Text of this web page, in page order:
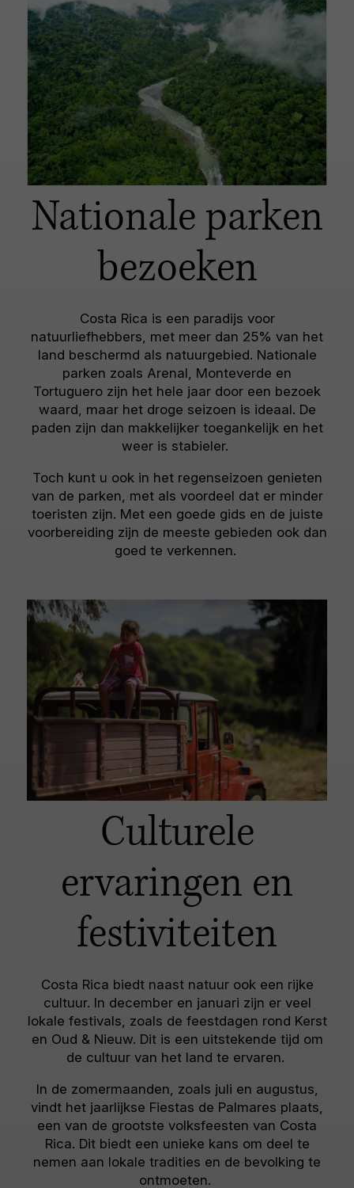
Nationale parken
bezoeken
Costa Rica is een paradijs voor
natuurliefhebbers, met meer dan 25% van het
land beschermd als natuurgebied. Nationale
parken zoals Arenal, Monteverde en
Tortuguero zijn het hele jaar door een bezoek
waard, maar het droge seizoen is ideaal. De
paden zijn dan makkelijker toegankelijk en het
weer is stabieler.
Toch kunt u ook in het regenseizoen genieten
van de parken, met als voordeel dat er minder
toeristen zijn. Met een goede gids en de juiste
voorbereiding zijn de meeste gebieden ook dan
goed te verkennen.
Culturele
ervaringen en
festiviteiten
Costa Rica biedt naast natuur ook een rijke
cultuur. In december en januari zijn er veel
lokale festivals, zoals de feestdagen rond Kerst
en Oud & Nieuw. Dit is een uitstekende tijd om
de cultuur van het land te ervaren.
In de zomermaanden, zoals juli en augustus,
vindt het jaarlijkse Fiestas de Palmares plaats,
een van de grootste volksfeesten van Costa
Rica. Dit biedt een unieke kans om deel te
nemen aan lokale tradities en de bevolking te
ontmoeten.